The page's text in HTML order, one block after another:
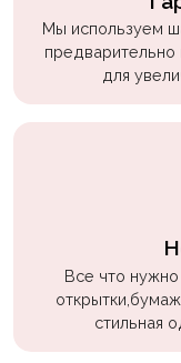
Мы используем
для
Все что нужно
стильная
Супергерои
Пиратская
Мальчикам